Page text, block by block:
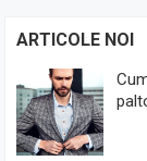
ARTICOLE NOI